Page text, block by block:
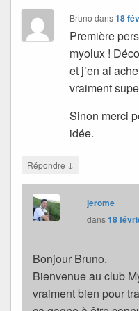
Bruno dans18
Première
myolux !
et j’en ai
vraiment
Sinon merci
idée.
Répondre ↓
jerome
dans18
Bonjour Bruno.
Bienvenue au club
vraiment bien pour